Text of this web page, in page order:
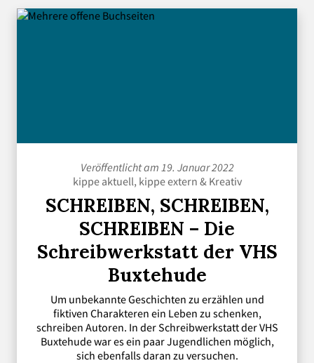
Veröffentlicht am 19. Januar 2022
kippe aktuell, kippe extern & Kreativ
SCHREIBEN, SCHREIBEN,
SCHREIBEN – Die
Schreibwerkstatt der VHS
Buxtehude
Um unbekannte Geschichten zu erzählen und
fiktiven Charakteren ein Leben zu schenken,
schreiben Autoren. In der Schreibwerkstatt der VHS
Buxtehude war es ein paar Jugendlichen möglich,
sich ebenfalls daran zu versuchen.